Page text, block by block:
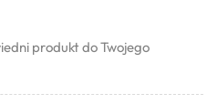
produkt do Twojego